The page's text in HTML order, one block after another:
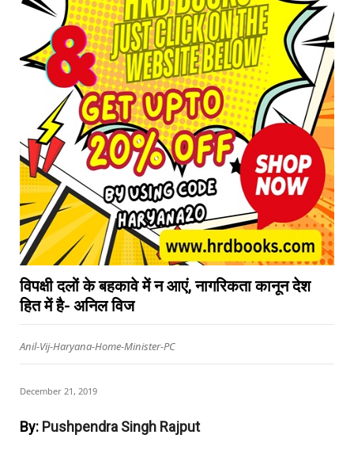
विपक्षी दलों के बहकावे में न आएं, नागरिकता कानून देश
हित में है- अनिल विज
Anil-Vij-Haryana-Home-Minister-PC
December 21, 2019
By: Pushpendra Singh Rajput